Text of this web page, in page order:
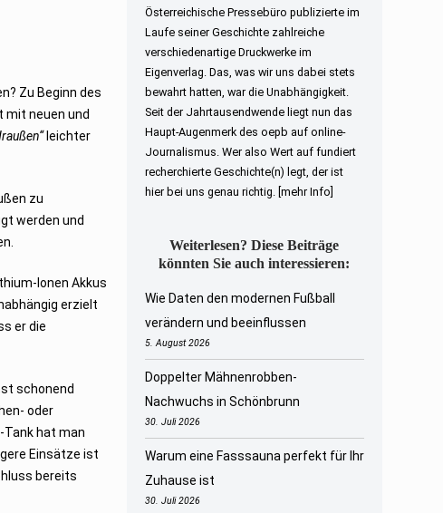
Zu Beginn des
neuen und
leichter
zu
werden und
Ionen Akkus
erzielt
er die
schonend
oder
Tank hat man
Einsätze ist
bereits
Österreichische Pressebüro publizierte im
Laufe seiner Geschichte zahlreiche
verschiedenartige Druckwerke im
Eigenverlag. Das, was wir uns dabei stets
bewahrt hatten, war die Unabhängigkeit.
Seit der Jahrtausendwende liegt nun das
Haupt-Augenmerk des oepb auf online-
Journalismus. Wer also Wert auf fundiert
recherchierte Geschichte(n) legt, der ist
hier bei uns genau richtig. [mehr Info]
Weiterlesen? Diese Beiträge
könnten Sie auch interessieren:
Wie Daten den modernen Fußball
verändern und beeinflussen
5. August 2026
Doppelter Mähnenrobben-
Nachwuchs in Schönbrunn
30. Juli 2026
Warum eine Fasssauna perfekt für Ihr
Zuhause ist
30. Juli 2026